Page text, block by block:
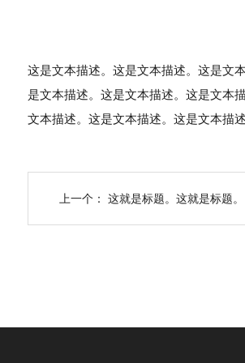
这是文本描述。这是文本描述。这是文
是文本描述。这是文本描述。这是文本
文本描述。这是文本描述。这是文本描
上一个： 这就是标题。这就是标题。